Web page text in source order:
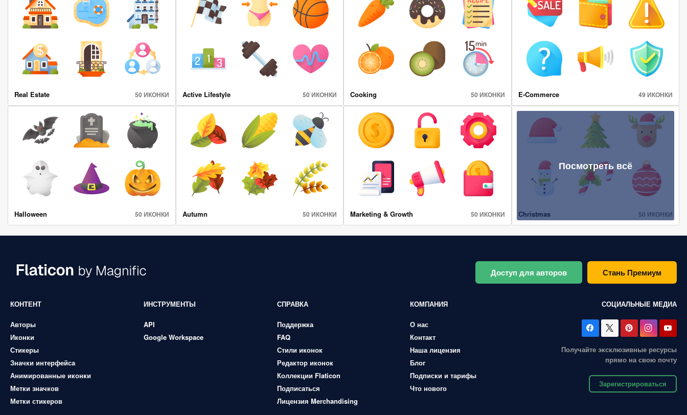
Real Estate 50 ИКОНКИ Active Lifestyle 50 ИКОНКИ Cooking 50 ИКОНКИ E-Commerce 49 ИКОНКИ
Halloween 50 ИКОНКИ Autumn 50 ИКОНКИ Marketing & Growth 50 ИКОНКИ
Посмотреть всё
Christmas 50 ИКОНКИ
Доступ для авторов Стань Премиум
КОНТЕНТ
Авторы
Иконки
Стикеры
Значки интерфейса
Анимированные иконки
Метки значков
Метки стикеров
ИНСТРУМЕНТЫ
API
Google Workspace
СПРАВКА
Поддержка
FAQ
Стили иконок
Редактор иконок
Коллекции Flaticon
Подписаться
Лицензия Merchandising
КОМПАНИЯ
О нас
Контакт
Наша лицензия
Блог
Подписки и тарифы
Что нового
СОЦИАЛЬНЫЕ МЕДИА
Получайте эксклюзивные ресурсы
прямо на свою почту
Зарегистрироваться